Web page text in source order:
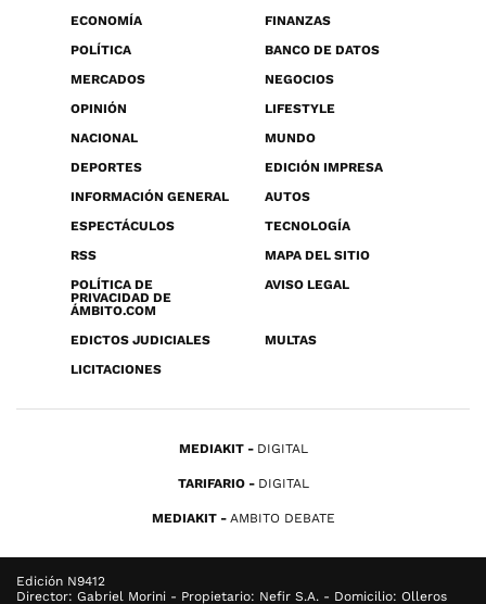
ECONOMÍA
FINANZAS
POLÍTICA
BANCO DE DATOS
MERCADOS
NEGOCIOS
OPINIÓN
LIFESTYLE
NACIONAL
MUNDO
DEPORTES
EDICIÓN IMPRESA
INFORMACIÓN GENERAL
AUTOS
ESPECTÁCULOS
TECNOLOGÍA
RSS
MAPA DEL SITIO
POLÍTICA DE
PRIVACIDAD DE
ÁMBITO.COM
AVISO LEGAL
EDICTOS JUDICIALES
MULTAS
LICITACIONES
MEDIAKIT DIGITAL
TARIFARIO DIGITAL
MEDIAKIT AMBITO DEBATE
Edición N9412
Director: Gabriel Morini - Propietario: Nefir S.A. - Domicilio: Olleros